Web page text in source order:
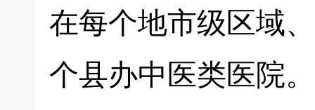
在每个地市级区域
个县办中医类医院